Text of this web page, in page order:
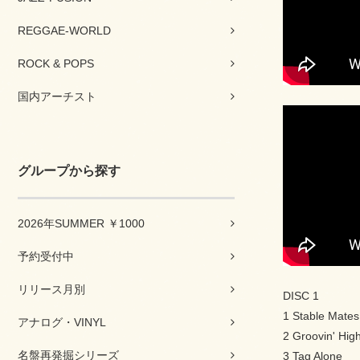
REGGAE-WORLD
ROCK & POPS
国内アーチスト
グループから探す
2026年SUMMER ￥1000
予約受付中
リリース月別
アナログ・VINYL
名盤再発掘シリーズ
DISC 1
1 Stable Mates
2 Groovin'
3 Tag Alone